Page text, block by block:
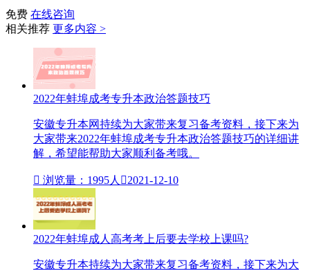
免费 在线咨询
相关推荐 更多内容 >
2022年蚌埠成考专升本政治答题技巧
安徽专升本网持续为大家带来复习备考资料，接下来为
大家带来2022年蚌埠成考专升本政治答题技巧的详细讲
解，希望能帮助大家顺利备考哦。
 浏览量：1995人 2021-12-10
2022年蚌埠成人高考考上后要去学校上课吗?
安徽专升本持续为大家带来复习备考资料，接下来为大